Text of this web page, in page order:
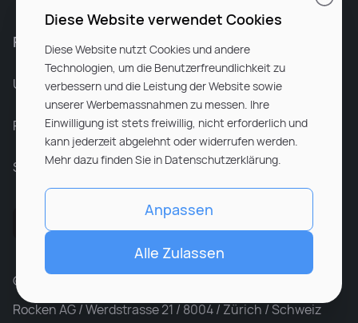
Für Unternehmen
Unsere Dienstleistungen
Partnerunternehmen
Sitemap
© ROCKEN 2026. All rights reserved
Rocken AG / Werdstrasse 21 / 8004 / Zürich / Schweiz
Diese Website verwendet Cookies
Diese Website nutzt Cookies und andere
Technologien, um die Benutzerfreundlichkeit zu
verbessern und die Leistung der Website sowie
unserer Werbemassnahmen zu messen. Ihre
Einwilligung ist stets freiwillig, nicht erforderlich und
kann jederzeit abgelehnt oder widerrufen werden.
Mehr dazu finden Sie in Datenschutzerklärung.
Anpassen
Alle Zulassen